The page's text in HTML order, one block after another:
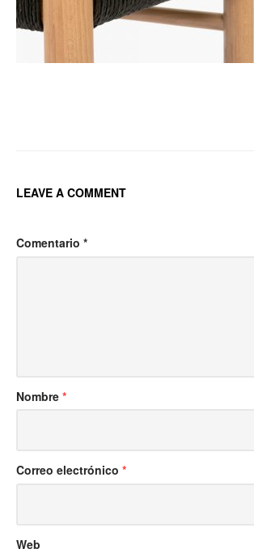
LEAVE A COMMENT
Comentario *
Nombre *
Correo electrónico *
Web